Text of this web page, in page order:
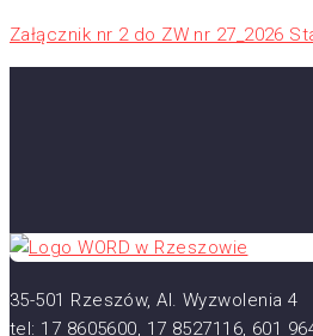
Załącznik nr 2 do ZW nr 27_2026
35-501 Rzeszów, Al. Wyzwolenia 4
tel: 17 8605600, 17 8527116, 601